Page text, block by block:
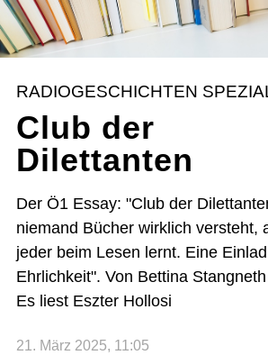
RADIOGESCHICHTEN
Club der
Dilettanten
Der Ö1 Essay: "Club der
niemand Bücher wirklich versteht,
jeder beim Lesen lernt. Eine
Ehrlichkeit". Von Bettina Stangneth
Es liest Eszter Hollosi
21. März 2025, 11:05